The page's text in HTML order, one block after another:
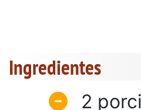
Ingredientes
2